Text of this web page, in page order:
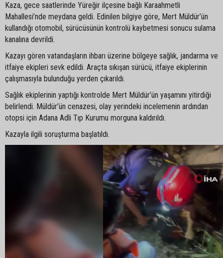
Kaza, gece saatlerinde Yüreğir ilçesine bağlı Karaahmetli
Mahallesi’nde meydana geldi. Edinilen bilgiye göre, Mert Müldür’ün
kullandığı otomobil, sürücüsünün kontrolü kaybetmesi sonucu sulama
kanalına devrildi.
Kazayı gören vatandaşların ihbarı üzerine bölgeye sağlık, jandarma ve
itfaiye ekipleri sevk edildi. Araçta sıkışan sürücü, itfaiye ekiplerinin
çalışmasıyla bulunduğu yerden çıkarıldı.
Sağlık ekiplerinin yaptığı kontrolde Mert Müldür’ün yaşamını yitirdiği
belirlendi. Müldür’ün cenazesi, olay yerindeki incelemenin ardından
otopsi için Adana Adli Tıp Kurumu morguna kaldırıldı.
Kazayla ilgili soruşturma başlatıldı.